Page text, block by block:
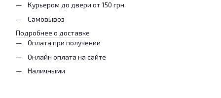
Курьером до двери от 150 грн.
Самовывоз
Подробнее о доставке
Оплата при получении
Онлайн оплата на сайте
Наличными